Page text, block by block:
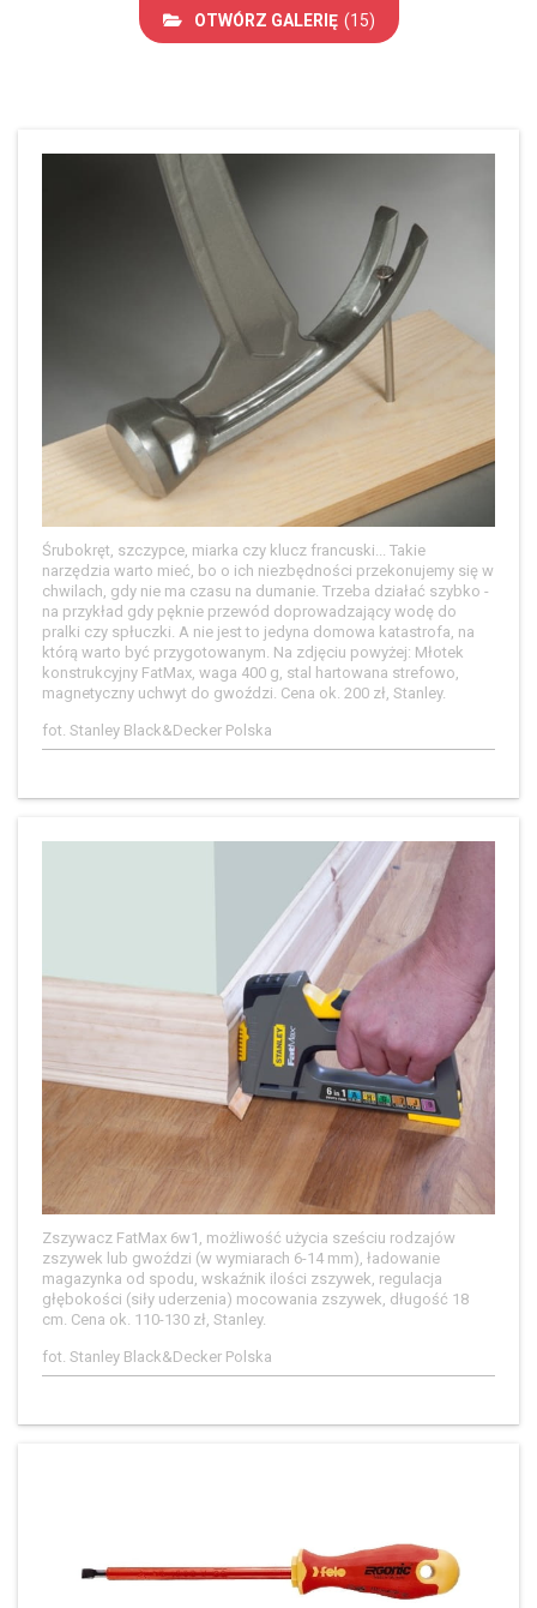
OTWÓRZ GALERIĘ (15)
Śrubokręt, szczypce, miarka czy klucz francuski... Takie
narzędzia warto mieć, bo o ich niezbędności przekonujemy się w
chwilach, gdy nie ma czasu na dumanie. Trzeba działać szybko -
na przykład gdy pęknie przewód doprowadzający wodę do
pralki czy spłuczki. A nie jest to jedyna domowa katastrofa, na
którą warto być przygotowanym. Na zdjęciu powyżej: Młotek
konstrukcyjny FatMax, waga 400 g, stal hartowana strefowo,
magnetyczny uchwyt do gwoździ. Cena ok. 200 zł, Stanley.
fot. Stanley Black&Decker Polska
Zszywacz FatMax 6w1, możliwość użycia sześciu rodzajów
zszywek lub gwoździ (w wymiarach 6-14 mm), ładowanie
magazynka od spodu, wskaźnik ilości zszywek, regulacja
głębokości (siły uderzenia) mocowania zszywek, długość 18
cm. Cena ok. 110-130 zł, Stanley.
fot. Stanley Black&Decker Polska